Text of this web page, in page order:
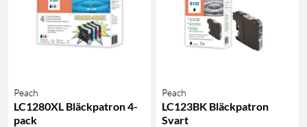
Peach
LC1280XL Bläckpatron 4-
pack
Peach
LC123BK Bläckpatron
Svart